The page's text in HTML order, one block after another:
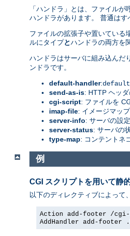
「ハンドラ」とは、ファイル
ハンドラがあります。 普通は
ファイルの拡張子や置いている
ルにタイプとハンドラの両方を
ハンドラはサーバに組み込んだ
ンドラです。
default-handler:
send-as-is: HTTP ヘッ
cgi-script: ファイルを
imap-file: イメージマッ
server-info: サーバの設
server-status: サーバの
type-map: コンテントネ
例
CGI スクリプトを用いて静
以下のディレクティブによって
Action add-footer /
AddHandler add-footer